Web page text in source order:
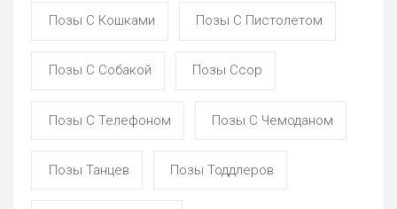
Позы С Кошками Позы С Пистолетом
Позы С Собакой Позы Ссор
Позы С Телефоном Позы С Чемоданом
Позы Танцев Позы Тоддлеров